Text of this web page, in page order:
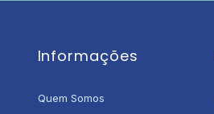
Informações
Quem Somos